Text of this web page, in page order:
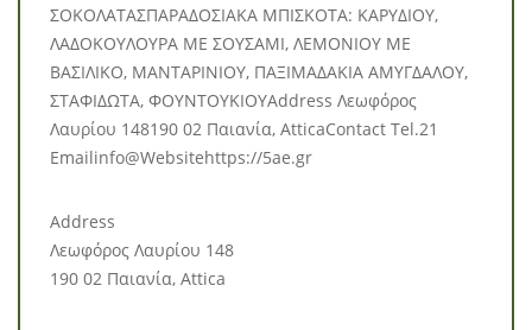
ΣΟΚΟΛΑΤΑΣΠΑΡΑΔΟΣΙΑΚΑ ΜΠΙΣΚΟΤΑ: ΚΑΡΥΔΙΟΥ,
ΛΑΔΟΚΟΥΛΟΥΡΑ ΜΕ ΣΟΥΣΑΜΙ, ΛΕΜΟΝΙΟΥ ΜΕ
ΒΑΣΙΛΙΚΟ, ΜΑΝΤΑΡΙΝΙΟΥ, ΠΑΞΙΜΑΔΑΚΙΑ ΑΜΥΓΔΑΛΟΥ,
ΣΤΑΦΙΔΩΤΑ, ΦΟΥΝΤΟΥΚΙΟΥAddress Λεωφόρος
Λαυρίου 148190 02 Παιανία, AtticaContact Tel.21
Emailinfo@Websitehttps://5ae.gr
Address
Λεωφόρος Λαυρίου 148
190 02 Παιανία, Attica